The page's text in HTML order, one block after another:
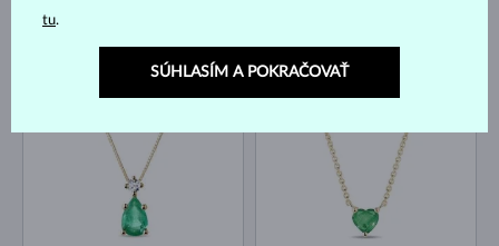
953 €
tu.
SÚHLASÍM A POKRAČOVAŤ